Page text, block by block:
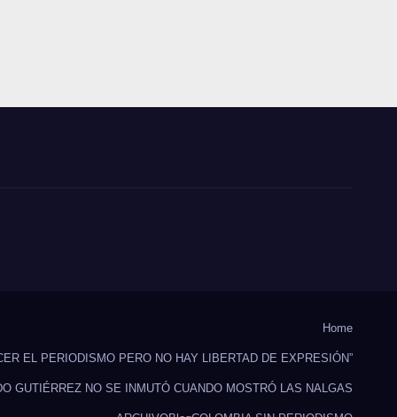
Home
EL PERIODISMO PERO NO HAY LIBERTAD DE EXPRESIÓN”
GUTIÉRREZ NO SE INMUTÓ CUANDO MOSTRÓ LAS NALGAS